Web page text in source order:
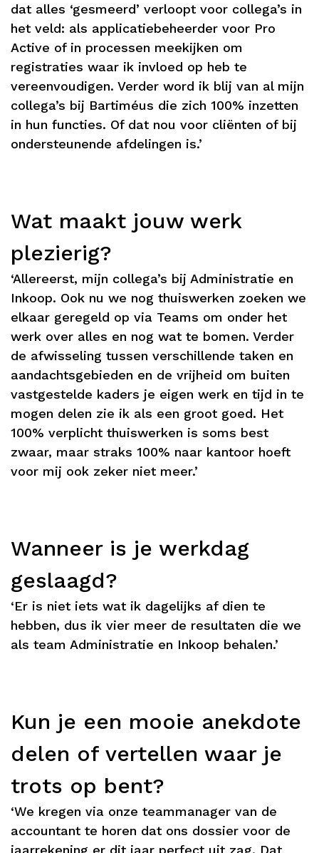
dat alles ‘gesmeerd’ verloopt voor collega’s in
het veld: als applicatiebeheerder voor Pro
Active of in processen meekijken om
registraties waar ik invloed op heb te
vereenvoudigen. Verder word ik blij van al mijn
collega’s bij Bartiméus die zich 100% inzetten
in hun functies. Of dat nou voor cliënten of bij
ondersteunende afdelingen is.’
Wat maakt jouw werk
plezierig?
‘Allereerst, mijn collega’s bij Administratie en
Inkoop. Ook nu we nog thuiswerken zoeken we
elkaar geregeld op via Teams om onder het
werk over alles en nog wat te bomen. Verder
de afwisseling tussen verschillende taken en
aandachtsgebieden en de vrijheid om buiten
vastgestelde kaders je eigen werk en tijd in te
mogen delen zie ik als een groot goed. Het
100% verplicht thuiswerken is soms best
zwaar, maar straks 100% naar kantoor hoeft
voor mij ook zeker niet meer.’
Wanneer is je werkdag
geslaagd?
‘Er is niet iets wat ik dagelijks af dien te
hebben, dus ik vier meer de resultaten die we
als team Administratie en Inkoop behalen.’
Kun je een mooie anekdote
delen of vertellen waar je
trots op bent?
‘We kregen via onze teammanager van de
accountant te horen dat ons dossier voor de
jaarrekening er dit jaar perfect uit zag. Dat